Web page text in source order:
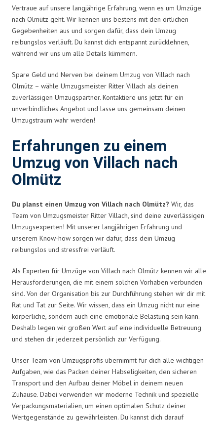
Vertraue auf unsere langjährige Erfahrung, wenn es um Umzüge
nach Olmütz geht. Wir kennen uns bestens mit den örtlichen
Gegebenheiten aus und sorgen dafür, dass dein Umzug
reibungslos verläuft. Du kannst dich entspannt zurücklehnen,
während wir uns um alle Details kümmern.
Spare Geld und Nerven bei deinem Umzug von Villach nach
Olmütz – wähle Umzugsmeister Ritter Villach als deinen
zuverlässigen Umzugspartner. Kontaktiere uns jetzt für ein
unverbindliches Angebot und lasse uns gemeinsam deinen
Umzugstraum wahr werden!
Erfahrungen zu einem
Umzug von Villach nach
Olmütz
Du planst einen Umzug von Villach nach Olmütz? Wir, das
Team von Umzugsmeister Ritter Villach, sind deine zuverlässigen
Umzugsexperten! Mit unserer langjährigen Erfahrung und
unserem Know-how sorgen wir dafür, dass dein Umzug
reibungslos und stressfrei verläuft.
Als Experten für Umzüge von Villach nach Olmütz kennen wir alle
Herausforderungen, die mit einem solchen Vorhaben verbunden
sind. Von der Organisation bis zur Durchführung stehen wir dir mit
Rat und Tat zur Seite. Wir wissen, dass ein Umzug nicht nur eine
körperliche, sondern auch eine emotionale Belastung sein kann.
Deshalb legen wir großen Wert auf eine individuelle Betreuung
und stehen dir jederzeit persönlich zur Verfügung.
Unser Team von Umzugsprofis übernimmt für dich alle wichtigen
Aufgaben, wie das Packen deiner Habseligkeiten, den sicheren
Transport und den Aufbau deiner Möbel in deinem neuen
Zuhause. Dabei verwenden wir moderne Technik und spezielle
Verpackungsmaterialien, um einen optimalen Schutz deiner
Wertgegenstände zu gewährleisten. Du kannst dich darauf